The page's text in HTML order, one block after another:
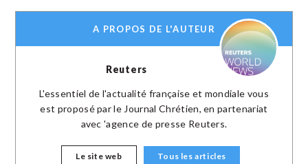
A PROPOS DE L'AUTEUR
Reuters
L'essentiel de l'actualité française et mondiale vous
est proposé par le Journal Chrétien, en partenariat
avec 'agence de presse Reuters.
Le site web Tous les articles